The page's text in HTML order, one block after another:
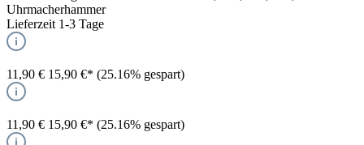
Uhrmacherhammer
Lieferzeit 1-3 Tage
11,90 € 15,90 €* (25.16% gespart)
11,90 € 15,90 €* (25.16% gespart)